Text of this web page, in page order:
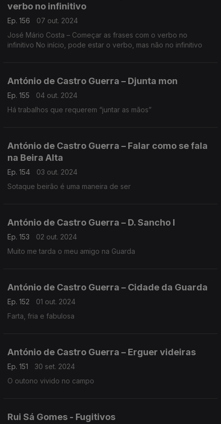
verbo no infinitivo
Ep. 156
07 out. 2024
José Mário Costa – Começar as frases com o verbo no
infinitivo No início, pode estar o verbo, mas não no infinitivo
António de Castro Guerra – Djunta mon
Ep. 155
04 out. 2024
Há trabalhos que requerem “juntar as mãos”
António de Castro Guerra – Falar como se fala
na Beira Alta
Ep. 154
03 out. 2024
Sotaque beirão é uma maneira de ser
António de Castro Guerra – D. Sancho I
Ep. 153
02 out. 2024
Muito me tarda o meu amigo na Guarda
António de Castro Guerra – Cidade da Guarda
Ep. 152
01 out. 2024
Farta, fria e fabulosa
António de Castro Guerra – Erguer videiras
Ep. 151
30 set. 2024
O outono vivido no campo
Rui Sá Gomes - Fugitivos